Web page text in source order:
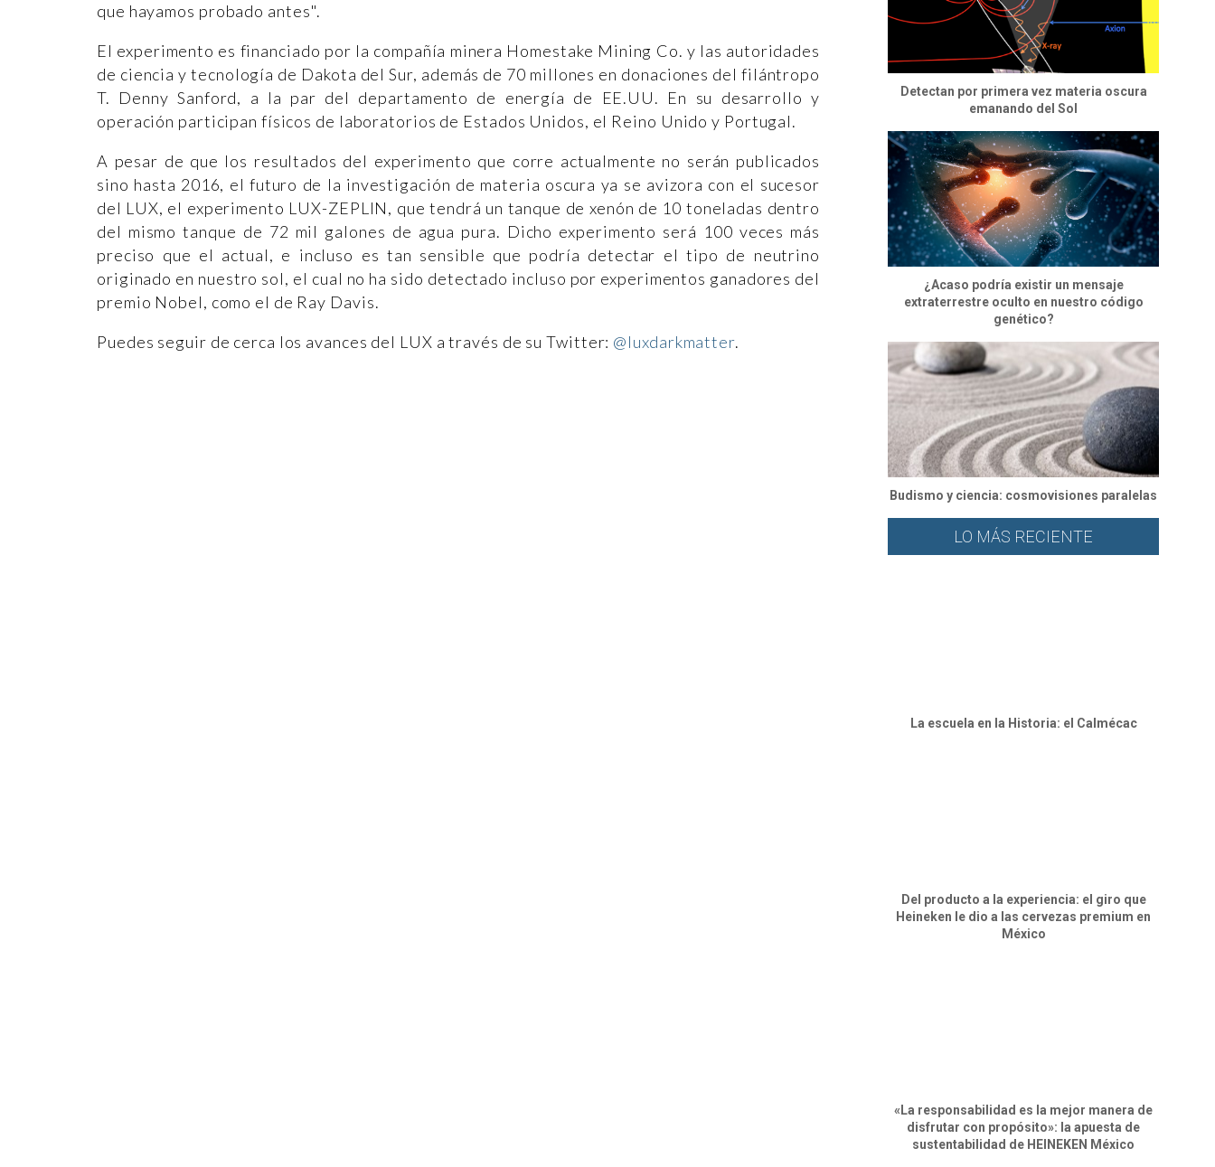
que hayamos probado antes".
El experimento es financiado por la compañía minera Homestake Mining Co. y las autoridades
de ciencia y tecnología de Dakota del Sur, además de 70 millones en donaciones del filántropo
T. Denny Sanford, a la par del departamento de energía de EE.UU. En su desarrollo y
operación participan físicos de laboratorios de Estados Unidos, el Reino Unido y Portugal.
A pesar de que los resultados del experimento que corre actualmente no serán publicados
sino hasta 2016, el futuro de la investigación de materia oscura ya se avizora con el sucesor
del LUX, el experimento LUX-ZEPLIN, que tendrá un tanque de xenón de 10 toneladas dentro
del mismo tanque de 72 mil galones de agua pura. Dicho experimento será 100 veces más
preciso que el actual, e incluso es tan sensible que podría detectar el tipo de neutrino
originado en nuestro sol, el cual no ha sido detectado incluso por experimentos ganadores del
premio Nobel, como el de Ray Davis.
Puedes seguir de cerca los avances del LUX a través de su Twitter: @luxdarkmatter.
Detectan por primera vez materia oscura
emanando del Sol
¿Acaso podría existir un mensaje
extraterrestre oculto en nuestro código
genético?
Budismo y ciencia: cosmovisiones paralelas
LO MÁS RECIENTE
⁠La escuela en la Historia: el Calmécac
Del producto a la experiencia: el giro que
Heineken le dio a las cervezas premium en
México
«La responsabilidad es la mejor manera de
disfrutar con propósito»: la apuesta de
sustentabilidad de HEINEKEN México